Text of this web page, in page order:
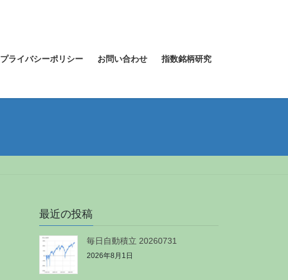
プライバシーポリシー お問い合わせ 指数銘柄研究
最近の投稿
毎日自動積立 20260731
2026年8月1日